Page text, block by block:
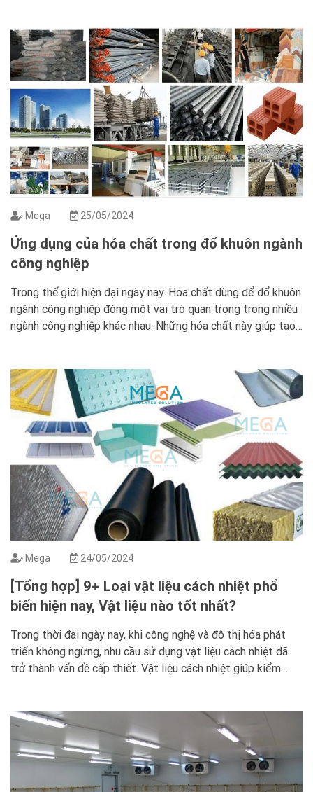
Mega 25/05/2024
Ứng dụng của hóa chất trong đổ khuôn ngành
công nghiệp
Trong thế giới hiện đại ngày nay. Hóa chất dùng để đổ khuôn
ngành công nghiệp đóng một vai trò quan trọng trong nhiều
ngành công nghiệp khác nhau. Những hóa chất này giúp tạo
Mega 24/05/2024
[Tổng hợp] 9+ Loại vật liệu cách nhiệt phổ
biến hiện nay, Vật liệu nào tốt nhất?
Trong thời đại ngày nay, khi công nghệ và đô thị hóa phát
triển không ngừng, nhu cầu sử dụng vật liệu cách nhiệt đã
trở thành vấn đề cấp thiết. Vật liệu cách nhiệt giúp kiểm